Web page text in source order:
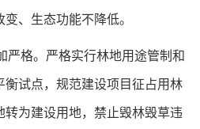
、生态功能不降低。
严格。严格实行林地用途管制和
试点，规范建设项目征占用林
为建设用地，禁止毁林毁草违